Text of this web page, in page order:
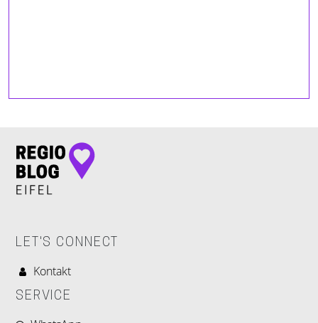
LET'S CONNECT
Kontakt
SERVICE